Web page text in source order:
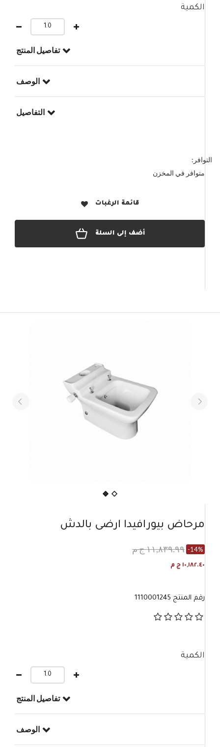
الكمية
تفاصيل المنتج
الوصف
التفاصيل
التوافر:
متوافر في المخزن
قائمة الرغبات
أضف إلى السلة
مرحاض بيورافيدا ارضى بالدش
١١,٨٣٩.٩٩ ج م -14%
١٠,١٨٢.٤٠ ج م
رقم المنتج 1110001245
الكمية
تفاصيل المنتج
الوصف